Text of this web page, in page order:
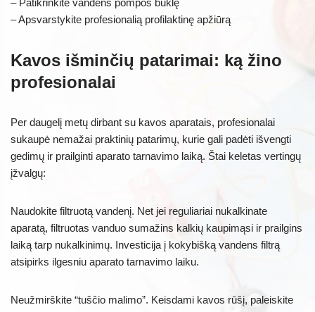
– Patikrinkite vandens pompos būklę
– Apsvarstykite profesionalią profilaktinę apžiūrą
Kavos išminčių patarimai: ką žino
profesionalai
Per daugelį metų dirbant su kavos aparatais, profesionalai
sukaupė nemažai praktinių patarimų, kurie gali padėti išvengti
gedimų ir prailginti aparato tarnavimo laiką. Štai keletas vertingų
įžvalgų:
Naudokite filtruotą vandenį. Net jei reguliariai nukalkinate
aparatą, filtruotas vanduo sumažins kalkių kaupimąsi ir prailgins
laiką tarp nukalkinimų. Investicija į kokybišką vandens filtrą
atsipirks ilgesniu aparato tarnavimo laiku.
Neužmirškite “tuščio malimo”. Keisdami kavos rūšį, paleiskite